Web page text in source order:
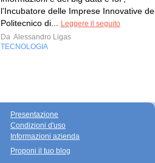
l’Incubatore delle Imprese Innovative
Politecnico di...
Leggere il seguito
Da Alessandro Ligas
TECNOLOGIA
Presentazione
Condizioni d'uso
Informazioni azienda
Proponi il tuo blog